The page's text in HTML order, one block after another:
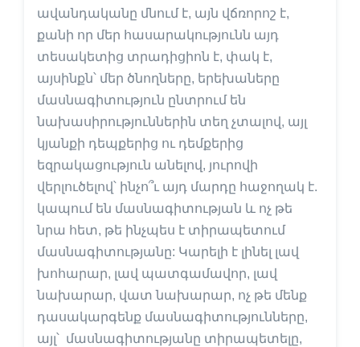
ավանդականը մնում է, այն վճռորոշ է,
քանի որ մեր հասարակությունն այդ
տեսակետից տրադիցիոն է, փակ է,
այսինքն՝ մեր ծնողները, երեխաները
մասնագիտություն ընտրում են
նախասիրություններին տեղ չտալով, այլ
կյանքի դեպքերից ու դեմքերից
եզրակացություն անելով, յուրովի
վերլուծելով՝ ինչո՞ւ այդ մարդը հաջողակ է.
կապում են մասնագիտության և ոչ թե
նրա հետ, թե ինչպես է տիրապետում
մասնագիտությանը: Կարելի է լինել լավ
խոհարար, լավ պատգամավոր, լավ
նախարար, վատ նախարար, ոչ թե մենք
դասակարգենք մասնագիտությունները,
այլ՝ մասնագիտությանը տիրապետելը,